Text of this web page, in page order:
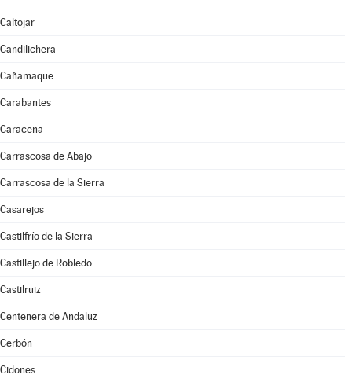
Caltojar
Candilichera
Cañamaque
Carabantes
Caracena
Carrascosa de Abajo
Carrascosa de la Sierra
Casarejos
Castilfrío de la Sierra
Castillejo de Robledo
Castilruiz
Centenera de Andaluz
Cerbón
Cidones